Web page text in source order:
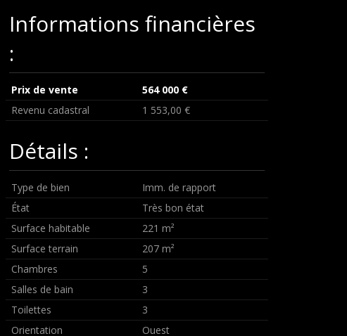
Informations financières
:
Prix de vente
564 000 €
Revenu cadastral
1 553,00 €
Détails :
Type de bien
Imm. de rapport
État
Très bon état
Surface habitable
221 m²
Surface terrain
207 m²
Chambres
5
Salles de bain
3
Toilettes
3
Orientation
Ouest